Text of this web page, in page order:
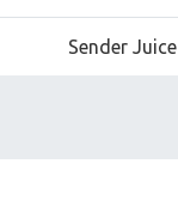
Sender Juice